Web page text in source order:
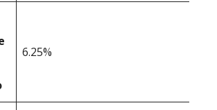
6.25%